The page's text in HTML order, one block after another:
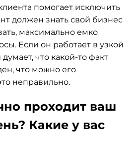
помогает исключить
должен знать свой бизнес
максимально емко
Если он работает в узкой
что какой-то факт
что можно его
неправильно.
проходит ваш
Какие у вас